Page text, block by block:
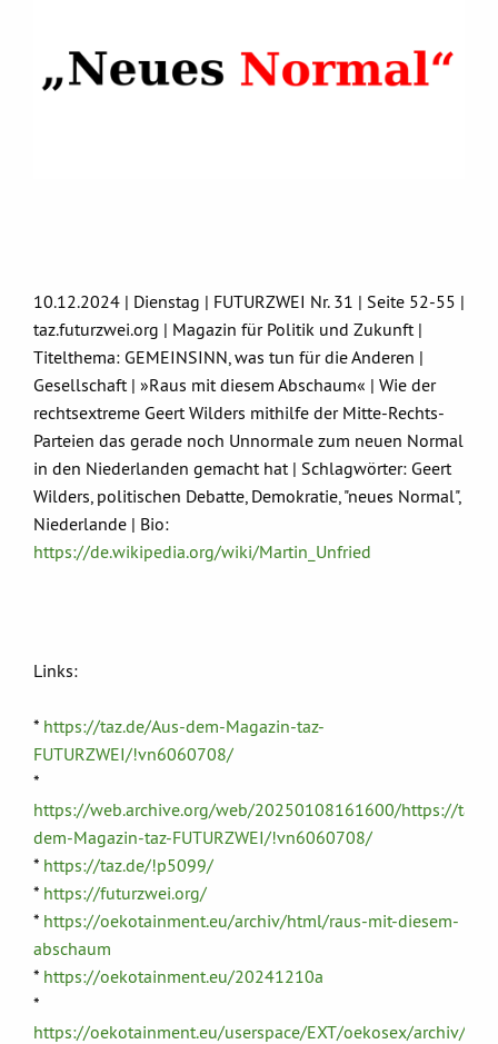
10.12.2024 | Dienstag | FUTURZWEI Nr. 31 | Seite 52-55 |
taz.futurzwei.org | Magazin für Politik und Zukunft |
Titelthema: GEMEINSINN, was tun für die Anderen |
Gesellschaft | »Raus mit diesem Abschaum« | Wie der
rechtsextreme Geert Wilders mithilfe der Mitte-Rechts-
Parteien das gerade noch Unnormale zum neuen Normal
in den Niederlanden gemacht hat | Schlagwörter: Geert
Wilders, politischen Debatte, Demokratie, "neues Normal",
Niederlande | Bio:
https://de.wikipedia.org/wiki/Martin_Unfried
Links:
* https://taz.de/Aus-dem-Magazin-taz-
FUTURZWEI/!vn6060708/
*
https://web.archive.org/web/20250108161600/https://
dem-Magazin-taz-FUTURZWEI/!vn6060708/
* https://taz.de/!p5099/
* https://futurzwei.org/
* https://oekotainment.eu/archiv/html/raus-mit-diesem-
abschaum
* https://oekotainment.eu/20241210a
*
https://oekotainment.eu/userspace/EXT/oekosex/archiv/